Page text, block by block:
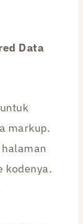
Data
markup.
kodenya.